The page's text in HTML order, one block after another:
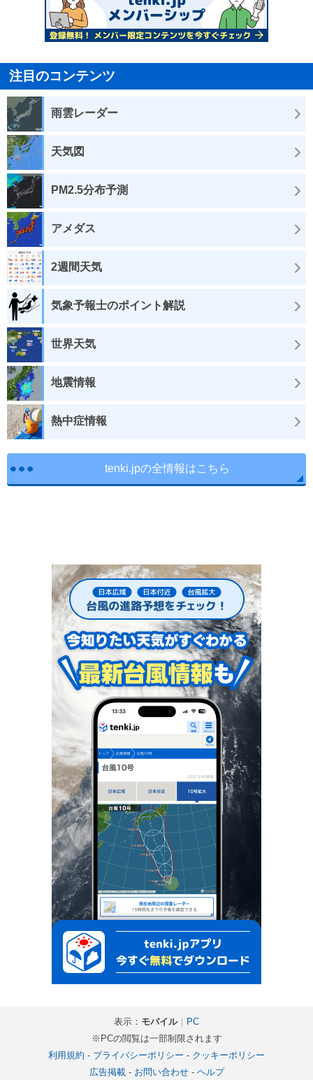
注目のコンテンツ
雨雲レーダー
天気図
PM2.5分布予測
アメダス
2週間天気
気象予報士のポイント解説
世界天気
地震情報
熱中症情報
tenki.jpの全情報はこちら
表示： モバイル｜ PC
※PCの閲覧は一部制限されます
利用規約 - プライバシーポリシー - クッキーポリシー
広告掲載- お問い合わせ- ヘルプ